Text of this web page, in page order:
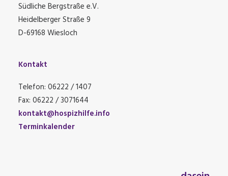
Südliche Bergstraße e.V.
Heidelberger Straße 9
D-69168 Wiesloch
Kontakt
Telefon: 06222 / 1407
Fax: 06222 / 3071644
kontakt@hospizhilfe.info
Terminkalender